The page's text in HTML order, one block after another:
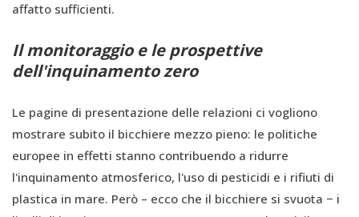
affatto sufficienti.
Il monitoraggio e le prospettive
dell'inquinamento zero
Le pagine di presentazione delle relazioni ci vogliono
mostrare subito il bicchiere mezzo pieno: le politiche
europee in effetti stanno contribuendo a ridurre
l'inquinamento atmosferico, l'uso di pesticidi e i rifiuti di
plastica in mare. Però – ecco che il bicchiere si svuota − i